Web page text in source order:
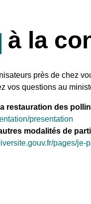
à la
près de chez
vos questions au
restauration des
presentation
modalités de
pages/je-